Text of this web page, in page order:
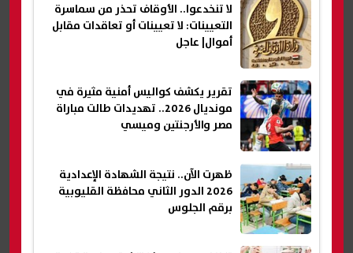
لا تنخدعوا.. الأوقاف تحذر من سماسرة
التعيينات: لا تعيينات أو تعاقدات مقابل
أموال| عاجل
تقرير يكشف كواليس أمنية مثيرة في
مونديال 2026.. تهديدات طالت مباراة
مصر والأرجنتين وميسي
ظهرت الآن.. نتيجة الشهادة الإعدادية
2026 الدور الثاني محافظة القليوبية
برقم الجلوس